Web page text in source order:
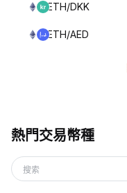
ETH/DKK
ETH/AED
熱門交易幣種
搜索